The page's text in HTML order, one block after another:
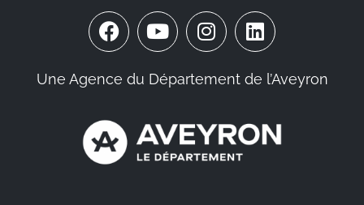
Une Agence du Département de l’Aveyron